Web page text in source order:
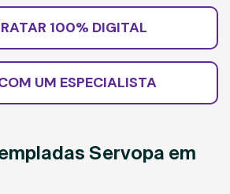
100% DIGITAL
UM ESPECIALISTA
Servopa em